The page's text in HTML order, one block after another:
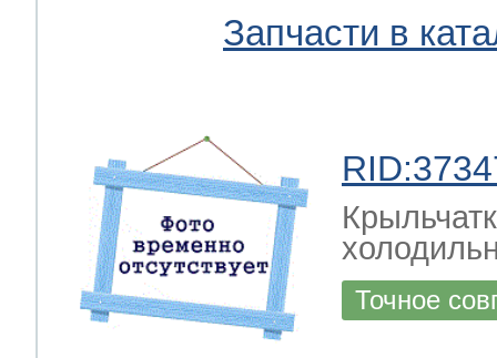
Запчасти в
Точное